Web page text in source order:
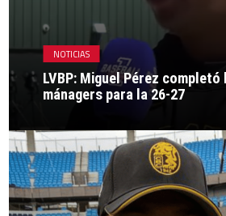
NOTICIAS
LVBP: Miguel Pérez
mánagers para la 26-27